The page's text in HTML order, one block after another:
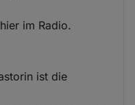
im Radio.
ist die